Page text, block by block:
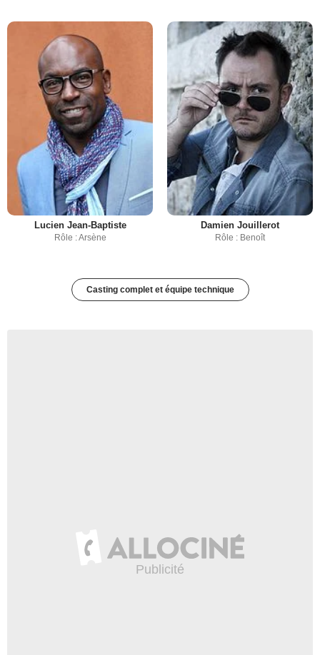
Lucien Jean-Baptiste
Rôle : Arsène
Damien Jouillerot
Rôle : Benoît
Casting complet et équipe technique